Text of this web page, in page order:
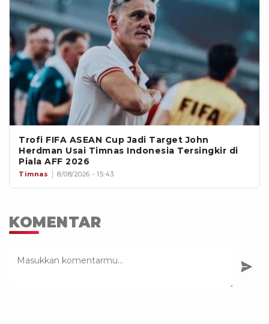
Trofi FIFA ASEAN Cup Jadi Target John
Herdman Usai Timnas Indonesia Tersingkir di
Piala AFF 2026
Timnas 8/08/2026 - 15:43
KOMENTAR